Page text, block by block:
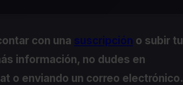
con una suscripción o subir tu
información, no dudes en
o enviando un correo electrónico.